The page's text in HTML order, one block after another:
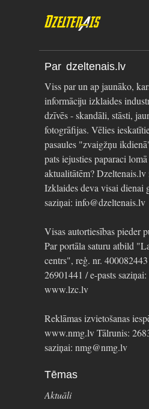
Par dzeltenais.lv
Viss par un ap jaunāko,
informāciju izklaides
dzīvēs - skandāli, stāsti,
fotogrāfijas. Vēlies
pasaules "zvaigžņu
pats iejusties paparaci
aktualitātēm?
Izklaides deva visai dienai
saziņai: info@dzeltenais.lv
Visas autortiesības pieder
Par portāla saturu atbild
centrs", reģ. nr.
26901441 / e-pasts
www.lzc.lv
Reklāmas izvietošanas
www.nmg.lv Tālrunis:
saziņai: nmg@nmg.lv
Tēmas
Aktuāli